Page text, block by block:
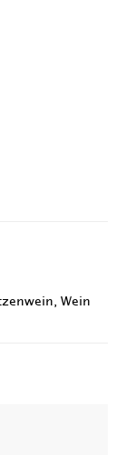
Wein